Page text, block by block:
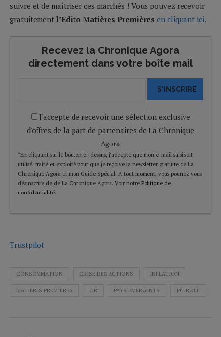
suivre et de maîtriser ces marchés ! Vous pouvez recevoir
gratuitement l’Edito Matières Premières en cliquant ici.
Recevez la Chronique Agora
directement dans votre boîte mail
S'INSCRIRE
J'accepte de recevoir une sélection exclusive
d'offres de la part de partenaires de La Chronique
Agora
*En cliquant sur le bouton ci-dessus, j’accepte que mon e-mail saisi soit
utilisé, traité et exploité pour que je reçoive la newsletter gratuite de La
Chronique Agora et mon Guide Spécial. A tout moment, vous pourrez vous
désinscrire de de La Chronique Agora. Voir notre Politique de
confidentialité.
Trustpilot
CONSOMMATION CRISE DES ACTIONS INFLATION
MATIÈRES PREMIÈRES OR PAYS ÉMERGENTS PÉTROLE